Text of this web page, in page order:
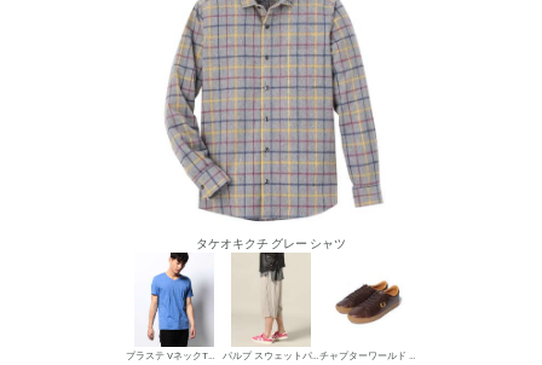
タケオキクチ グレー シャツ
プラステ VネックTシャツ パルプ スウェットパンツ チャプターワールド ローカットスニーカー